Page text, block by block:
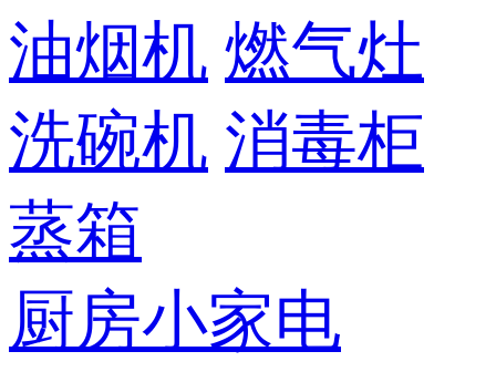
油烟机 燃气灶
洗碗机 消毒柜
蒸箱
厨房小家电